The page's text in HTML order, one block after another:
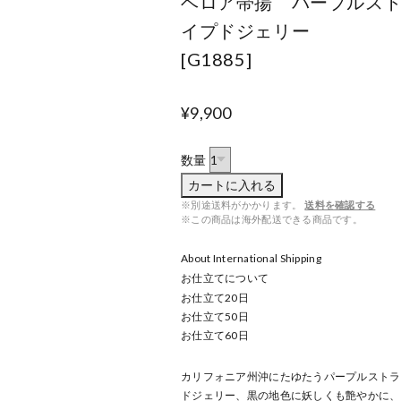
イプドジェリー
[G1885]
¥9,900
数量
カートに入れる
※別途送料がかかります。
送料を確認する
※この商品は海外配送できる商品です。
About International Shipping
お仕立てについて
お仕立て20 日
お仕立て50 日
お仕立て60 日
カリフォニア州沖にたゆたうパープルスト
ドジェリー、黒の地色に妖しくも艶やかに